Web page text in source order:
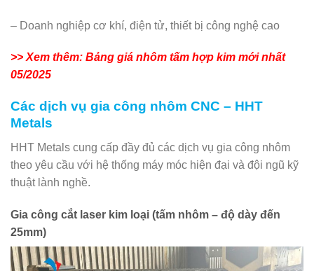
– Doanh nghiệp cơ khí, điện tử, thiết bị công nghệ cao
>> Xem thêm: Bảng giá nhôm tấm hợp kim mới nhất
05/2025
Các dịch vụ gia công nhôm CNC – HHT
Metals
HHT Metals cung cấp đầy đủ các dịch vụ gia công nhôm
theo yêu cầu với hệ thống máy móc hiện đại và đội ngũ kỹ
thuật lành nghề.
Gia công cắt laser kim loại (tấm nhôm – độ dày đến
25mm)